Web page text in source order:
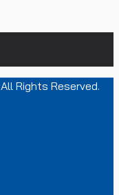
Rights Reserved.